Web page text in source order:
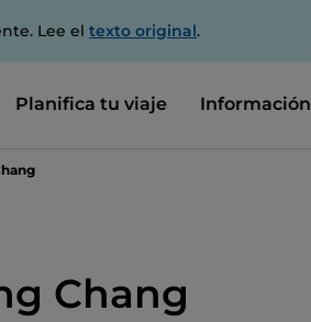
Lee el texto original.
Planifica tu viaje Información
Chang